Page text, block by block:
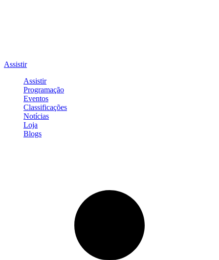
Assistir
Assistir
Programação
Eventos
Classificações
Notícias
Loja
Blogs